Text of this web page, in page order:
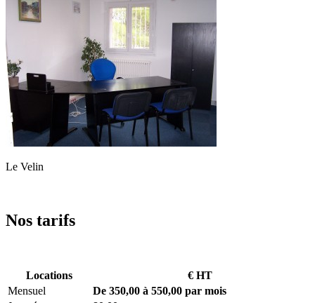
Le Velin
Nos tarifs
Locations
€ HT
Mensuel
De 350,00 à 550,00 par mois